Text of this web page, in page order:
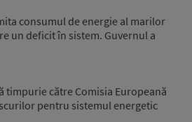
consumul de energie al marilor
un deficit în sistem. Guvernul a
timpurie către Comisia Europeană
pentru sistemul energetic